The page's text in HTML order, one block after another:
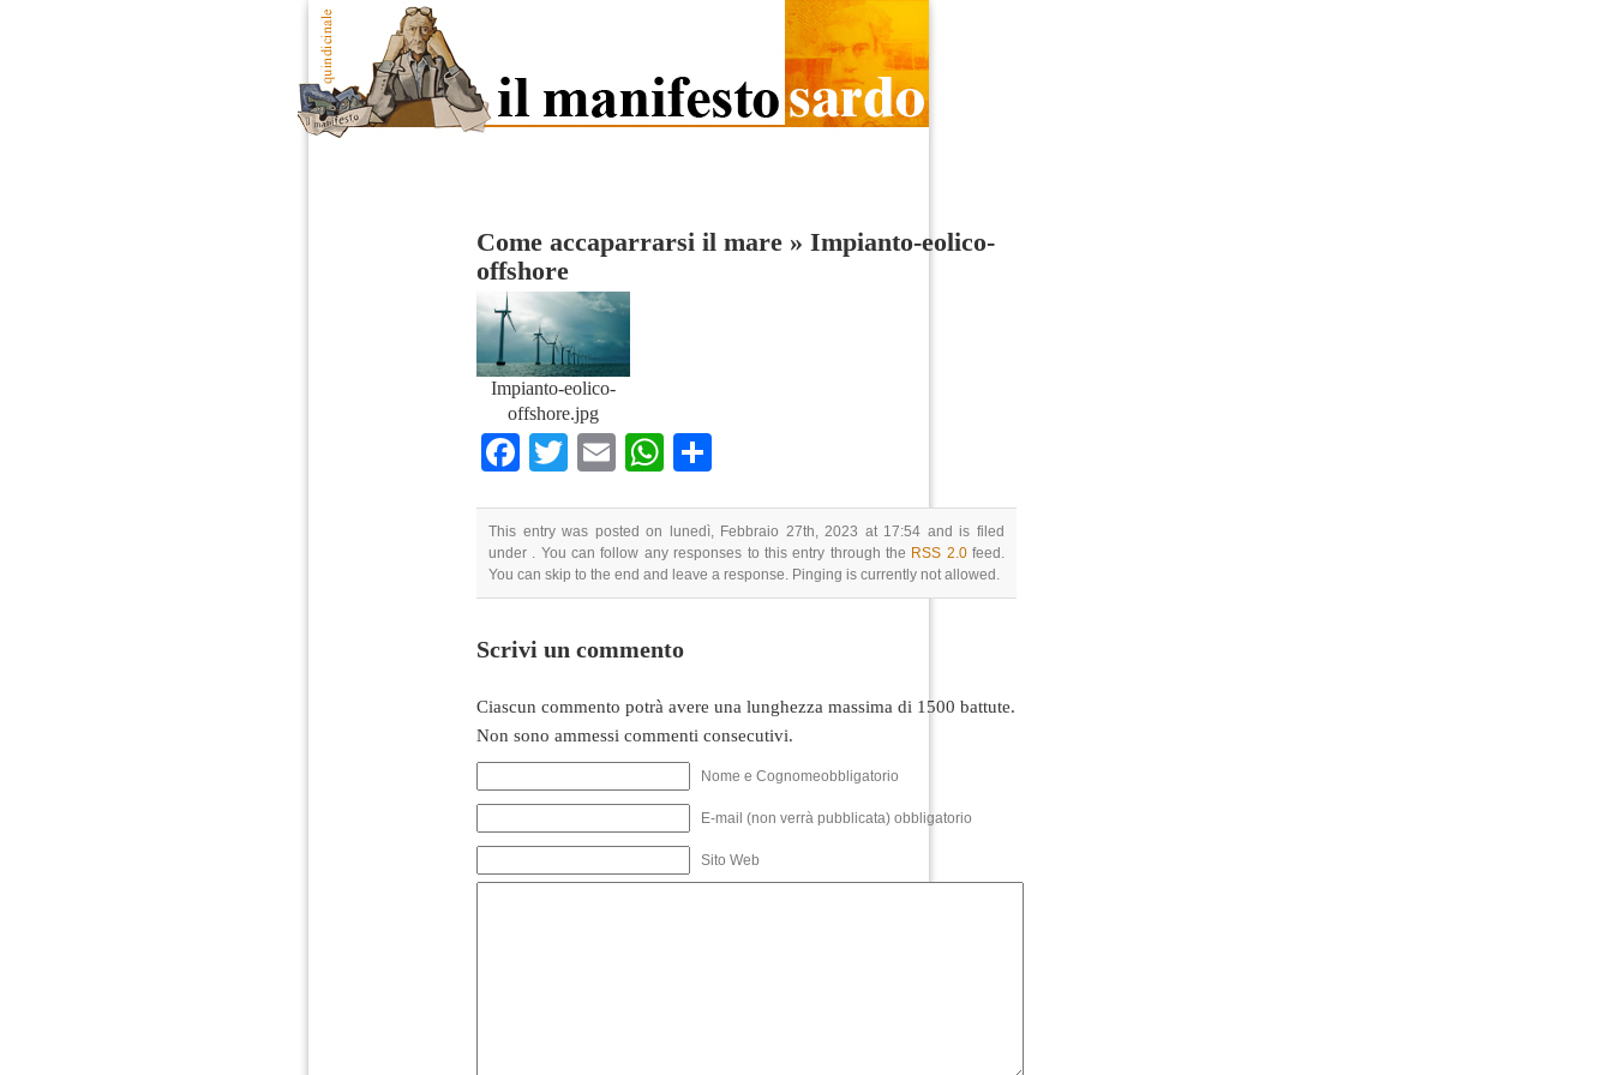
Come accaparrarsi il mare » Impianto-eolico-
offshore
Impianto-eolico-
offshore.jpg
Facebook
TwitterEmailWhatsApp
This entry was posted on lunedì, Febbraio 27th, 2023 at 17:54 and is filed
under . You can follow any responses to this entry through the RSS 2.0feed.
You can skip to the end and leave a response. Pinging is currently not allowed.
Scrivi un commento
Ciascun commento potrà avere una lunghezza massima di 1500 battute.
Non sono ammessi commenti consecutivi.
Nome e Cognomeobbligatorio
E-mail (non verrà pubblicata) obbligatorio
Sito Web